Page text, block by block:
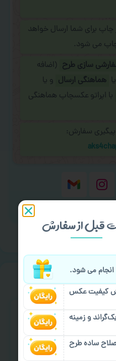
چاپ برای شما ارسال خواهد
می شود.
سازی طرح (اضافه
هماهنگی ارسال و یا
با اپراتو عکسچاپ هماهنگی
سفارش:
سفارش گیری
قبل از سفارش
انجام می شود.
کیفیت عکس
و زمینه
ساده طرح